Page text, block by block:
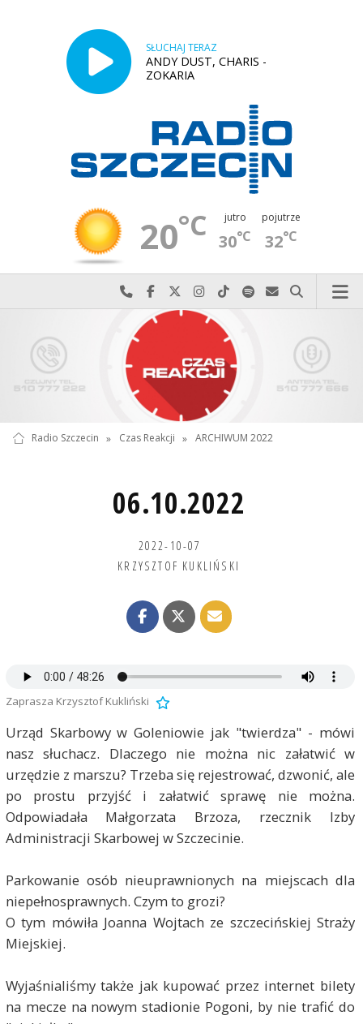
SŁUCHAJ TERAZ
ANDY DUST, CHARIS -
ZOKARIA
20°C jutro
30°C
pojutrze
32°C
Najlepiej po prostu do nas zadzwoń
Odwiedź nas na Facebook-u
Odwiedź nas na X
Odwiedź nas na Instagram-ie
Odwiedź nas na TikTok-u
Szukaj nas na Spotify
Wyślij do nas
Szukaj
Radio Szczecin » Czas Reakcji » ARCHIWUM 2022
06.10.2022
2022-10-07
KRZYSZTOF KUKLIŃSKI
Zaprasza Krzysztof Kukliński
Urząd Skarbowy w Goleniowie jak "twierdza" - mówi
nasz słuchacz. Dlaczego nie można nic załatwić w
urzędzie z marszu? Trzeba się rejestrować, dzwonić, ale
po prostu przyjść i załatwić sprawę nie można.
Odpowiadała Małgorzata Brzoza, rzecznik Izby
Administracji Skarbowej w Szczecinie.
Parkowanie osób nieuprawnionych na miejscach dla
niepełnosprawnych. Czym to grozi?
O tym mówiła Joanna Wojtach ze szczecińskiej Straży
Miejskiej.
Wyjaśnialiśmy także jak kupować przez internet bilety
na mecze na nowym stadionie Pogoni, by nie trafić do